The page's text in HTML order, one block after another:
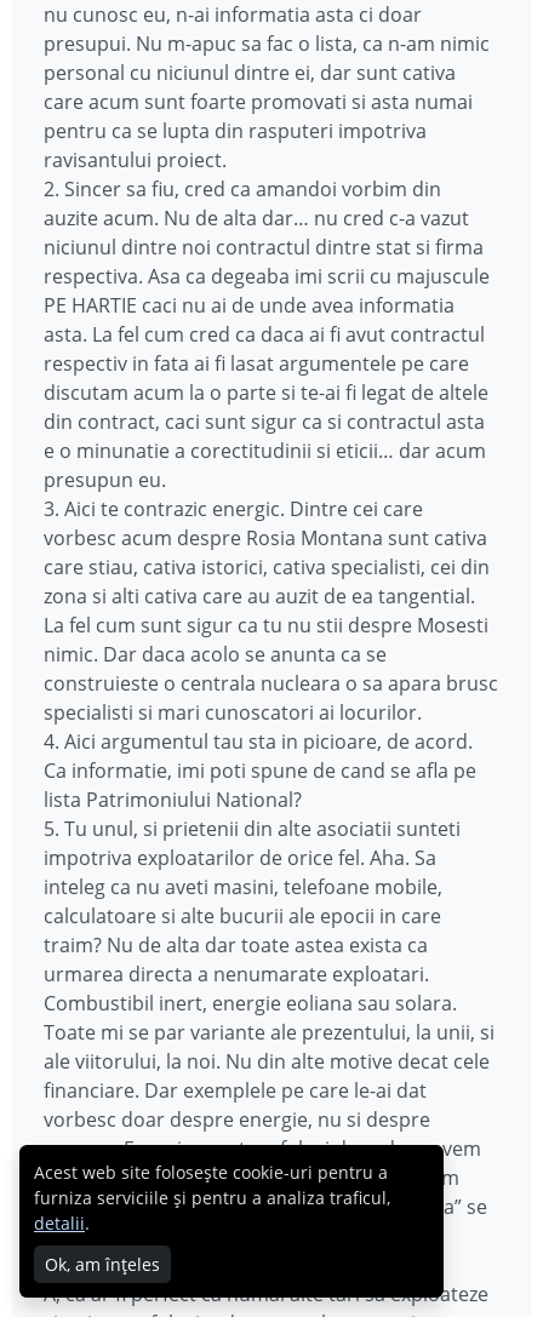
nu cunosc eu, n-ai informatia asta ci doar
presupui. Nu m-apuc sa fac o lista, ca n-am nimic
personal cu niciunul dintre ei, dar sunt cativa
care acum sunt foarte promovati si asta numai
pentru ca se lupta din rasputeri impotriva
ravisantului proiect.
2. Sincer sa fiu, cred ca amandoi vorbim din
auzite acum. Nu de alta dar… nu cred c-a vazut
niciunul dintre noi contractul dintre stat si firma
respectiva. Asa ca degeaba imi scrii cu majuscule
PE HARTIE caci nu ai de unde avea informatia
asta. La fel cum cred ca daca ai fi avut contractul
respectiv in fata ai fi lasat argumentele pe care
discutam acum la o parte si te-ai fi legat de altele
din contract, caci sunt sigur ca si contractul asta
e o minunatie a corectitudinii si eticii… dar acum
presupun eu.
3. Aici te contrazic energic. Dintre cei care
vorbesc acum despre Rosia Montana sunt cativa
care stiau, cativa istorici, cativa specialisti, cei din
zona si alti cativa care au auzit de ea tangential.
La fel cum sunt sigur ca tu nu stii despre Mosesti
nimic. Dar daca acolo se anunta ca se
construieste o centrala nucleara o sa apara brusc
specialisti si mari cunoscatori ai locurilor.
4. Aici argumentul tau sta in picioare, de acord.
Ca informatie, imi poti spune de cand se afla pe
lista Patrimoniului National?
5. Tu unul, si prietenii din alte asociatii sunteti
impotriva exploatarilor de orice fel. Aha. Sa
inteleg ca nu aveti masini, telefoane mobile,
calculatoare si alte bucurii ale epocii in care
traim? Nu de alta dar toate astea exista ca
urmarea directa a nenumarate exploatari.
Combustibil inert, energie eoliana sau solara.
Toate mi se par variante ale prezentului, la unii, si
ale viitorului, la noi. Nu din alte motive decat cele
financiare. Dar exemplele pe care le-ai dat
vorbesc doar despre energie, nu si despre
resurse. Energia o putem folosi doar daca avem
ce sa alimentam cu ea, este? Ca sa alimentam
„ceva” trebuie sa avem „ceva”-ul. Si acel „ceva” se
construieste din resurse naturale, deci din
exploatari.
A, ca ar fi perfect ca numai alte tari sa exploateze
Acest web site folosește cookie-uri pentru a
furniza serviciile și pentru a analiza traficul,
detalii.
Ok, am înțeles